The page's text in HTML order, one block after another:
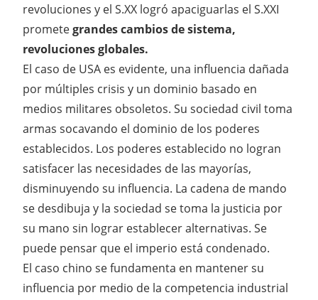
revoluciones y el S.XX logró apaciguarlas el S.XXI
prometegrandes cambios de sistema,
revoluciones globales.
El caso de USA es evidente, una influencia dañada
por múltiples crisis y un dominio basado en
medios militares obsoletos. Su sociedad civil toma
armas socavando el dominio de los poderes
establecidos. Los poderes establecido no logran
satisfacer las necesidades de las mayorías,
disminuyendo su influencia. La cadena de mando
se desdibuja y la sociedad se toma la justicia por
su mano sin lograr establecer alternativas. Se
puede pensar que el imperio está condenado.
El caso chino se fundamenta en mantener su
influencia por medio de la competencia industrial